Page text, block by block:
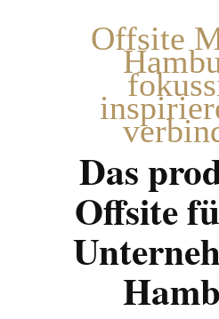
Offsite
Das
Offsite